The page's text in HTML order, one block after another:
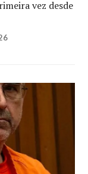
vez desde
26 anos depois,